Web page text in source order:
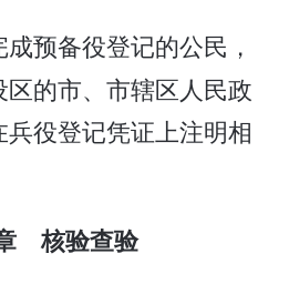
预备役登记的公民，
的市、市辖区人民政
役登记凭证上注明相
核验查验